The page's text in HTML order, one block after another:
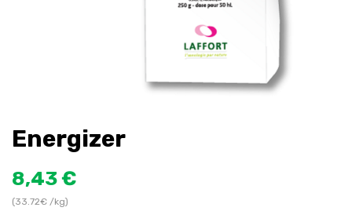
Energizer
8,43 €
(33.72€ /kg)